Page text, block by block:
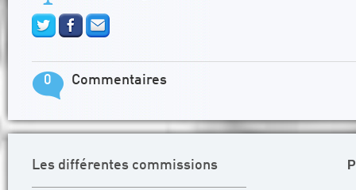
0 Commentaires
Les différentes commissions